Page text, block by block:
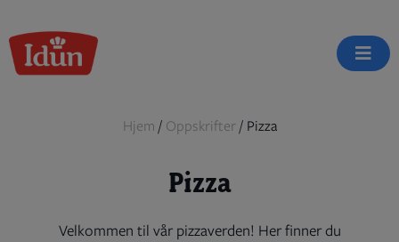
to
content
Hjem / Oppskrifter/ Pizza
Pizza
Velkommen til vår pizzaverden! Her finner du